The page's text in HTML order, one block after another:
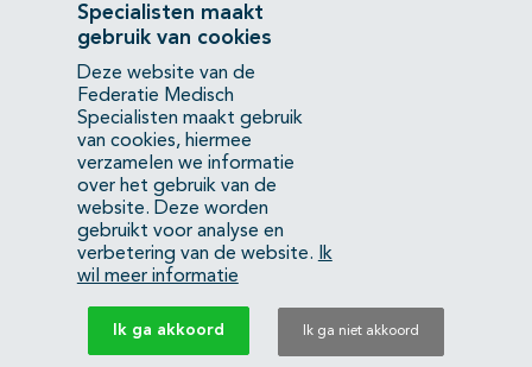
Contact
Mercatorlaan 1200
3528 BL Utrecht
(088) 505 34 34
info@richtlijnendatabase.nl
YouTubeLinkedIn
KvK Federatie Medisch Specialisten:40483480
Privacyverklaring
Specialisten maakt
gebruik van cookies
Deze website van de
Federatie Medisch
Specialisten maakt gebruik
van cookies, hiermee
verzamelen we informatie
over het gebruik van de
website. Deze worden
gebruikt voor analyse en
verbetering van de website.
Ik
wil meer informatie
Ik ga akkoord Ik ga niet akkoord